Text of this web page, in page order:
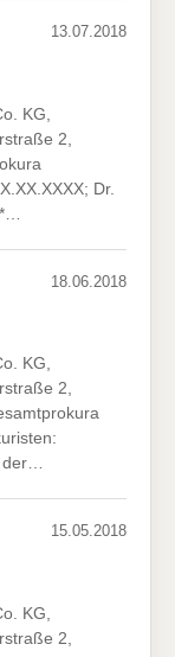
13.07.2018
KG,
2,
Dr.
18.06.2018
KG,
2,
der…
15.05.2018
KG,
2,